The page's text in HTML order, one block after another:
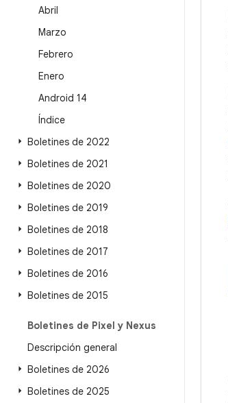
Abril
Marzo
Febrero
Enero
Android 14
Índice
Boletines de 2022
Boletines de 2021
Boletines de 2020
Boletines de 2019
Boletines de 2018
Boletines de 2017
Boletines de 2016
Boletines de 2015
Boletines de Pixel y Nexus
Descripción general
Boletines de 2026
Boletines de 2025